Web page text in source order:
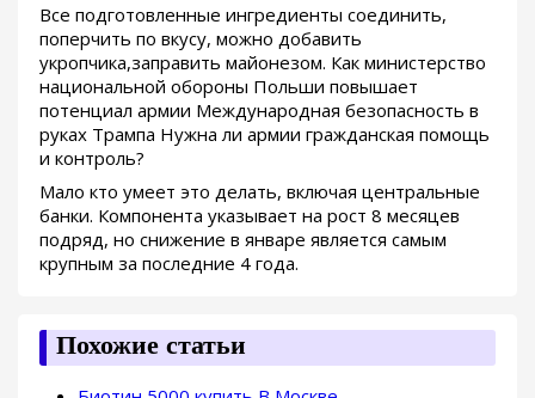
Все подготовленные ингредиенты соединить,
поперчить по вкусу, можно добавить
укропчика,заправить майонезом. Как министерство
национальной обороны Польши повышает
потенциал армии Международная безопасность в
руках Трампа Нужна ли армии гражданская помощь
и контроль?
Мало кто умеет это делать, включая центральные
банки. Компонента указывает на рост 8 месяцев
подряд, но снижение в январе является самым
крупным за последние 4 года.
Похожие статьи